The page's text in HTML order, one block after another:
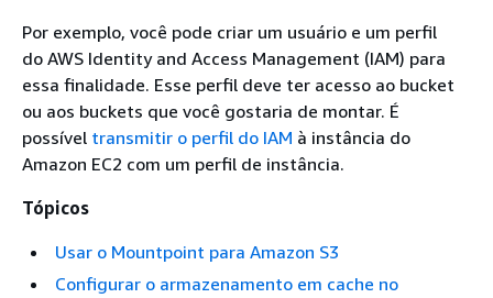
Por exemplo, você pode criar um usuário e um perfil
do AWS Identity and Access Management (IAM) para
essa finalidade. Esse perfil deve ter acesso ao bucket
ou aos buckets que você gostaria de montar. É
possível transmitir o perfil do IAM à instância do
Amazon EC2 com um perfil de instância.
Tópicos
Usar o Mountpoint para Amazon S3
Configurar o armazenamento em cache no